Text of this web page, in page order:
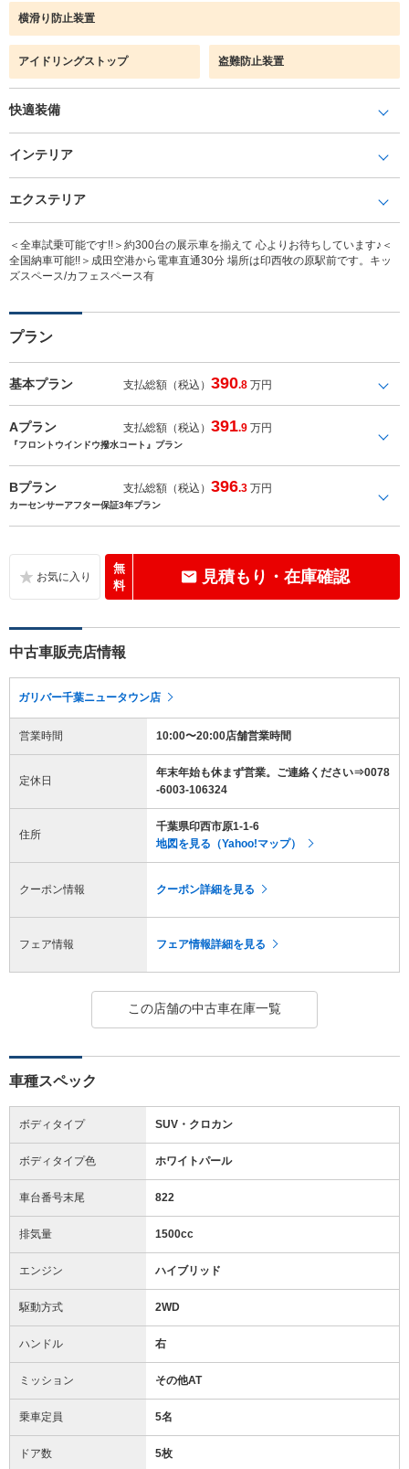
横滑り防止装置
アイドリングストップ 盗難防止装置
快適装備
インテリア
エクステリア
＜全車試乗可能です!!＞約300台の展示車を揃えて 心よりお待ちしています♪＜
全国納車可能!!＞成田空港から電車直通30分 場所は印西牧の原駅前です。キッ
ズスペース/カフェスペース有
プラン
基本プラン 支払総額（税込）390.8 万円
Aプラン 支払総額（税込）391.9 万円
『フロントウインドウ撥水コート』プラン
Bプラン 支払総額（税込）396.3 万円
カーセンサーアフター保証3年プラン
無
料
見積もり・在庫確認
中古車販売店情報
ガリバー千葉ニュータウン店
営業時間 10:00〜20:00店舗営業時間
定休日
年末年始も休まず営業。ご連絡ください⇒0078
-6003-106324
住所
千葉県印西市原1-1-6
地図を見る（Yahoo!マップ）
クーポン情報 クーポン詳細を見る
フェア情報 フェア情報詳細を見る
この店舗の中古車在庫一覧
車種スペック
ボディタイプ SUV・クロカン
ボディタイプ色 ホワイトパール
車台番号末尾 822
排気量 1500cc
エンジン ハイブリッド
駆動方式 2WD
ハンドル 右
ミッション その他AT
乗車定員 5名
ドア数 5枚